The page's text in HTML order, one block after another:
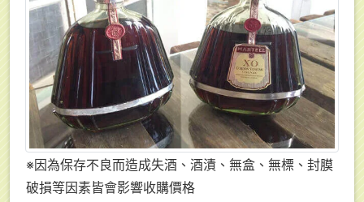
※因為保存不良而造成失酒、酒漬、無盒、無標、封膜
破損等因素皆會影響收購價格